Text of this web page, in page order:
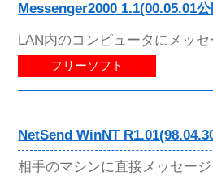
Messenger2000 1.1(00.05.01
LAN内のコンピュータにメッ
フリーソフト
NetSend WinNT
相手のマシンに直接メッセー